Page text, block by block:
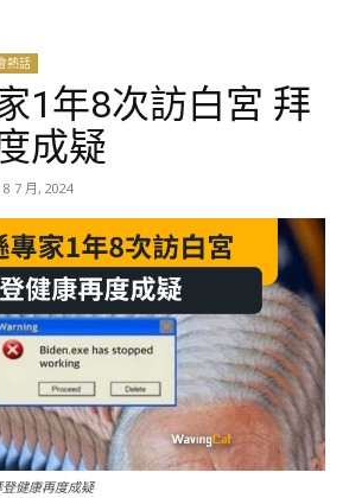
熱話
1年8次訪白宮 拜
成疑
8 7 月, 2024
健康再度成疑